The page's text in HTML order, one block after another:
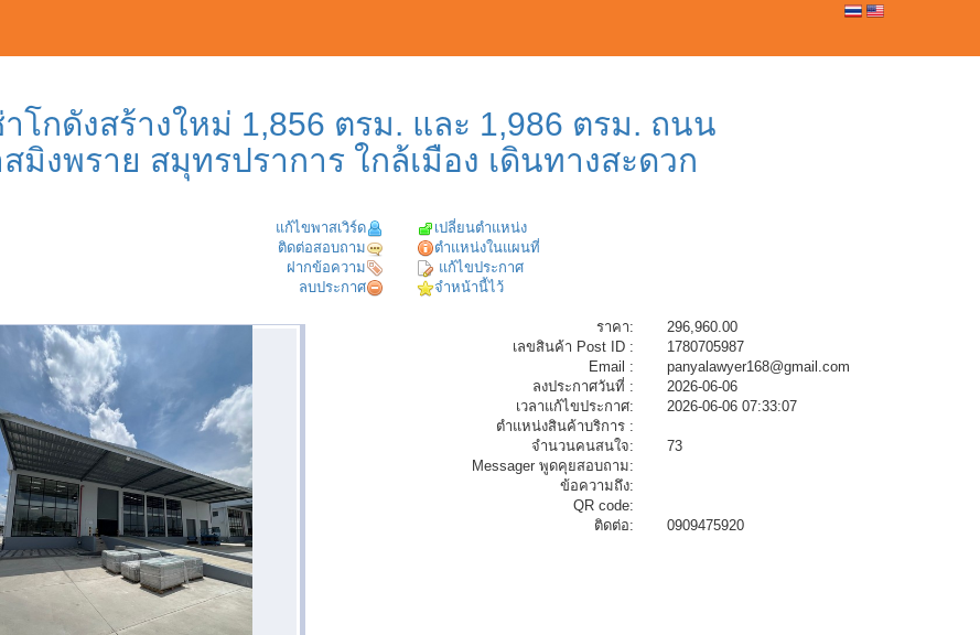
าโกดังสร้างใหม่ 1,856 ตรม. และ 1,986 ตรม. ถนน
สมิงพราย สมุทรปราการ ใกล้เมือง เดินทางสะดวก
แก้ไขพาสเวิร์ด
เปลี่ยนตำแหน่ง
ติดต่อสอบถาม
ตำแหน่งในแผนที่
ฝากข้อความ
แก้ไขประกาศ
ลบประกาศ
จำหน้านี้ไว้
ราคา:
296,960.00
เลขสินค้า Post ID :
1780705987
Email :
panyalawyer168@gmail.com
ลงประกาศวันที่ :
2026-06-06
เวลาแก้ไขประกาศ:
2026-06-06 07:33:07
ตำแหน่งสินค้าบริการ :
จำนวนคนสนใจ:
73
Messager พูดคุยสอบถาม:
ข้อความถึง:
QR code:
ติดต่อ:
0909475920